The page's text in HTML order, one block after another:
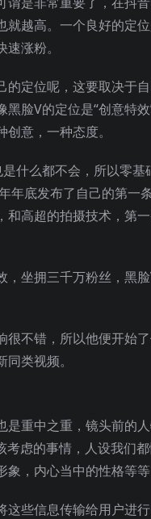
就越高。一个良好的定
涨粉。
的定位呢，这要取决于
黑脸V的定位是“创意特
意，一种态度。
什么都不会，所以零基
年底发布了自己的第一
和高超的拍摄技术，第
很不错，所以他便开始
类视频。
是重中之重，镜头前的
考虑的事情，人设我们
，内心当中的性格等等
这些信息传输给用户进